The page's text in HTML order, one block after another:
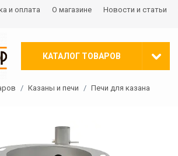
и оплата О магазине Новости и статьи
КАТАЛОГ ТОВАРОВ
Казаны и печи Печи для казана